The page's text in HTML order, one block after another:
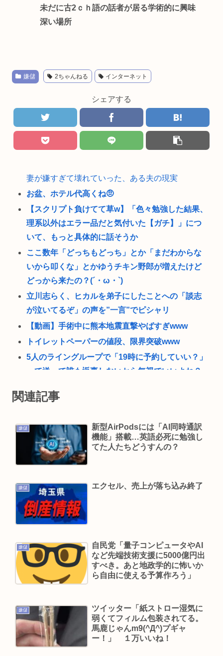
未だに古2ｃｈ語の話者が居る学術的に興味
深い場所
嫌儲 2ちゃんねる インターネット
シェアする
妻が嫌すぎて壊れていった、ある夫の現実
お盆、ホテル代高くね🤨
【スクリプト負けてて草w】「色々勉強した結果、
理系以外はエラー品だと気付いた【ガチ】」につ
いて、もっと具体的に話そうか
ここ数年「どっちもどっち」とか「まだわからな
いから叩くな」とかゆうチキン野郎が増えたけど
どっから来たの？(´・ω・`)
立川志らく、ヒカルを弟子にしたことへの「談志
が泣いてるぞ」の声を”一言”でピシャリ
【動画】手術中に熊本地震直撃やばすぎwww
トイレットペーパーの値段、限界突破www
5人のライングループで「19時に予約していい？」
って送って誰も返事しないから無視でいいよね？
定！未公開ランジェリーカットを公開
メンいるか？？
ローソン、店内調理で「焼きそば」”炒めロボ”導
入拡大😲
ル」を破って既婚の元宝塚女優・花乃まりあと連
日密会《直撃後にもホテルへ…》
ジャンポケ斉藤「同意があったんです。本当で
の？
(ヽ´ん`)「手術が始まった…大丈夫大丈夫落ち着
け」医師「キャー地震よー！」(;ﾟんﾟ)「！？」
は「宝物」…「話し合いを重ねた結果」決断
日本の芸能人、続々と日本脱出
Powered by livedoor 相互RSS
関連記事
嫌儲
新型AirPodsには「AI同時通訳
機能」搭載…英語必死に勉強し
てた人たちどうすんの？
嫌儲 エクセル、売上が落ち込み終了
嫌儲
自民党「量子コンピュータやAI
など先端技術支援に5000億円出
すべき。あと地政学的に怖いか
ら自由に使える予算作ろう」
嫌儲
ツイッター「紙ストロー湿気に
弱くてフィルム包装されてる。
馬鹿じゃんm9(^Д^)プギャ
ー！」 １万いいね！